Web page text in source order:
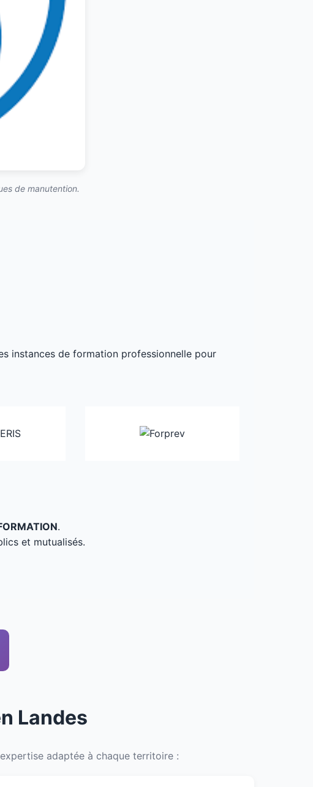
de manutention.
instances de formation professionnelle pour
.
et mutualisés.
Landes
adaptée à chaque territoire :